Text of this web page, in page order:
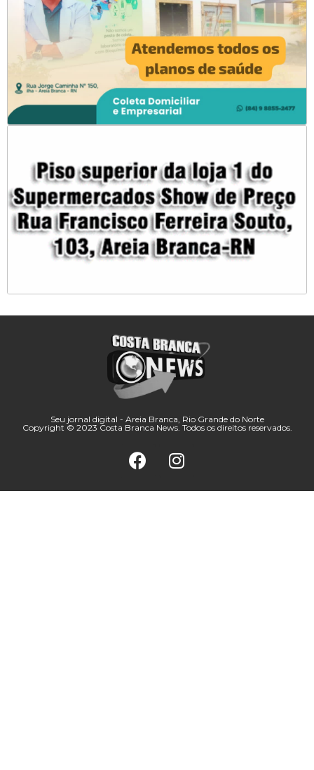
Seu jornal digital - Areia Branca, Rio Grande do Norte
Copyright © 2023 Costa Branca News. Todos os direitos reservados.